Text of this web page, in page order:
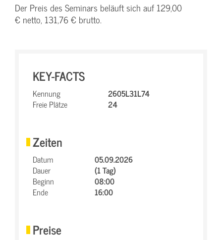
Der Preis des Seminars beläuft sich auf 129,00
€ netto, 131,76 € brutto.
KEY-FACTS
Kennung
2605L31L74
Freie Plätze
24
Zeiten
Datum
05.09.2026
Dauer
(1 Tag)
Beginn
08:00
Ende
16:00
Preise